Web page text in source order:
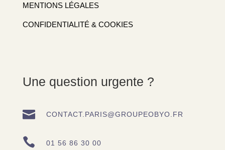
MENTIONS LÉGALES
CONFIDENTIALITÉ & COOKIES
Une question urgente ?
 CONTACT.PARIS@GROUPEOBYO.FR
 01 56 86 30 00